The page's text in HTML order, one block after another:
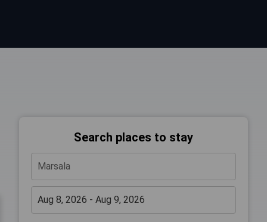
Search places to stay